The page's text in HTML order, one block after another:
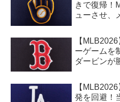
きで復帰！
ューさせ、
【
ーゲームを
ダービンが
【
発を回避！